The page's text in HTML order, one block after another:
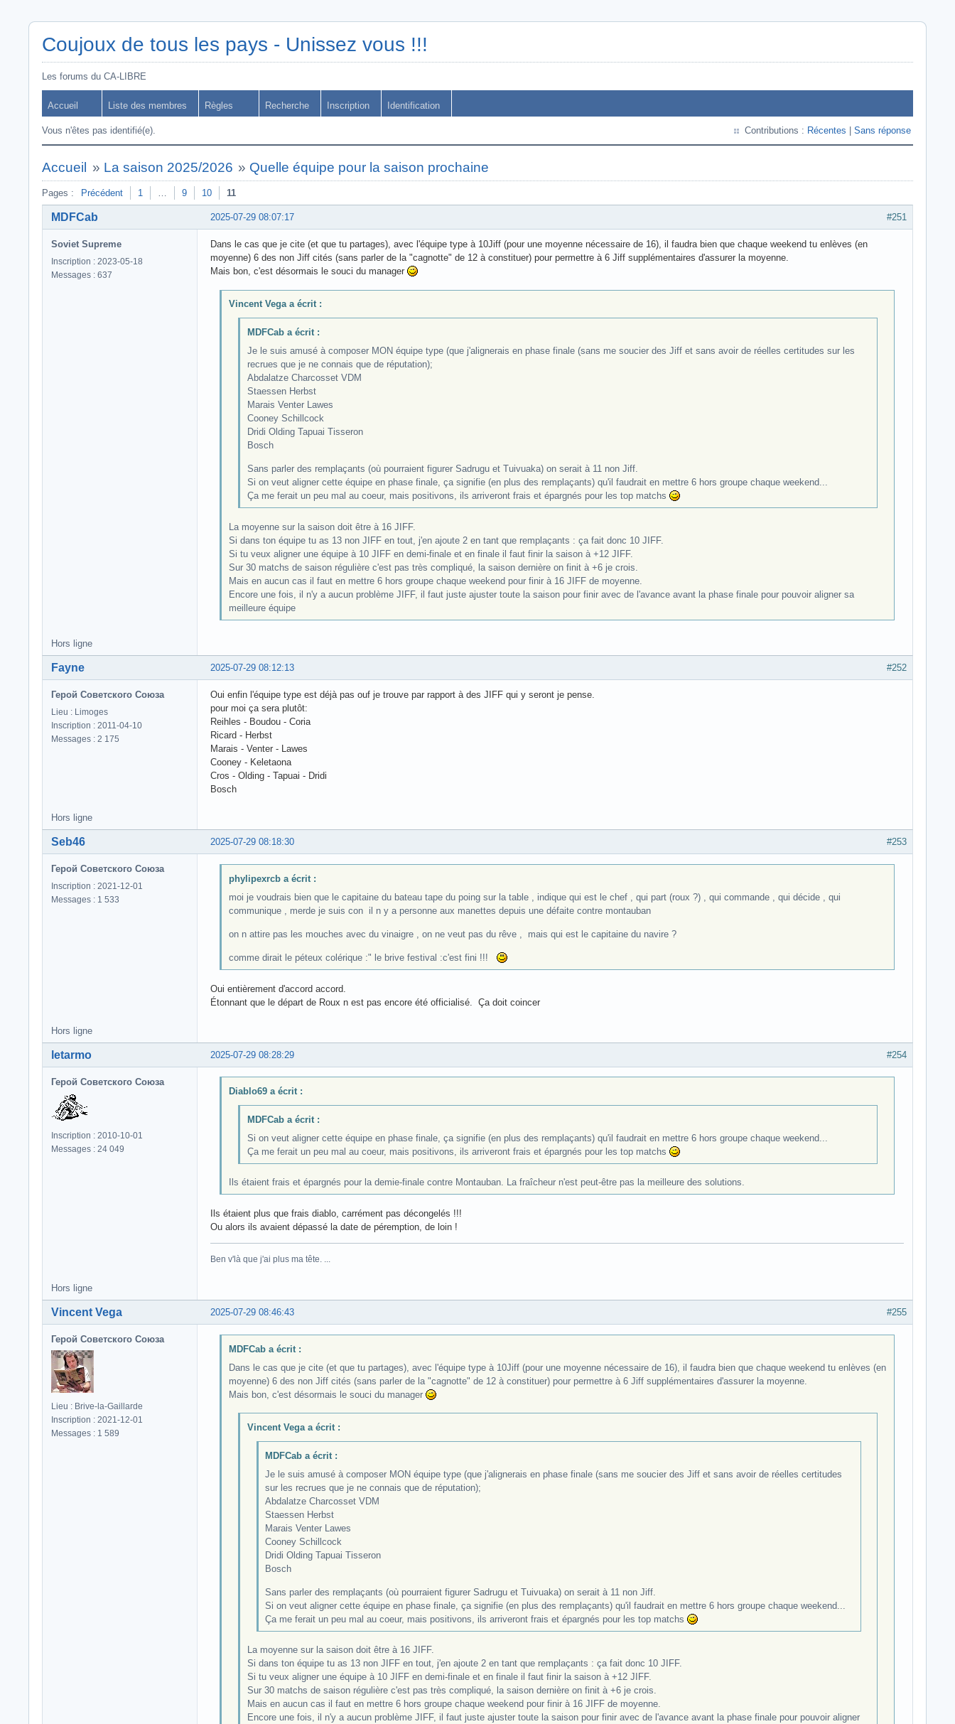
Coujoux de tous les pays - Unissez vous !!!
Les forums du CA-LIBRE
Accueil Liste des membres Règles Recherche Inscription Identification
Vous n'êtes pas identifié(e). Contributions : Récentes Sans réponse
Accueil » La saison 2025/2026 » Quelle équipe pour la saison prochaine
Pages : Précédent 1 … 9 10 11
#251
2025-07-29 08:07:17
MDFCab
Soviet Supreme
Inscription : 2023-05-18
Messages : 637
Dans le cas que je cite (et que tu partages), avec l'équipe type à 10Jiff (pour une moyenne nécessaire de 16), il faudra bien que chaque weekend tu enlèves (en
moyenne) 6 des non Jiff cités (sans parler de la "cagnotte" de 12 à constituer) pour permettre à 6 Jiff supplémentaires d'assurer la moyenne.
Mais bon, c'est désormais le souci du manager
Vincent Vega a écrit :
MDFCab a écrit :
Je le suis amusé à composer MON équipe type (que j'alignerais en phase finale (sans me soucier des Jiff et sans avoir de réelles certitudes sur les
recrues que je ne connais que de réputation);
Abdalatze Charcosset VDM
Staessen Herbst
Marais Venter Lawes
Cooney Schillcock
Dridi Olding Tapuai Tisseron
Bosch
Sans parler des remplaçants (où pourraient figurer Sadrugu et Tuivuaka) on serait à 11 non Jiff.
Si on veut aligner cette équipe en phase finale, ça signifie (en plus des remplaçants) qu'il faudrait en mettre 6 hors groupe chaque weekend...
Ça me ferait un peu mal au coeur, mais positivons, ils arriveront frais et épargnés pour les top matchs
La moyenne sur la saison doit être à 16 JIFF.
Si dans ton équipe tu as 13 non JIFF en tout, j'en ajoute 2 en tant que remplaçants : ça fait donc 10 JIFF.
Si tu veux aligner une équipe à 10 JIFF en demi-finale et en finale il faut finir la saison à +12 JIFF.
Sur 30 matchs de saison régulière c'est pas très compliqué, la saison dernière on finit à +6 je crois.
Mais en aucun cas il faut en mettre 6 hors groupe chaque weekend pour finir à 16 JIFF de moyenne.
Encore une fois, il n'y a aucun problème JIFF, il faut juste ajuster toute la saison pour finir avec de l'avance avant la phase finale pour pouvoir aligner sa
meilleure équipe
Hors ligne
#252
2025-07-29 08:12:13
Fayne
Герой Советского Союза
Lieu : Limoges
Inscription : 2011-04-10
Messages : 2 175
Oui enfin l'équipe type est déjà pas ouf je trouve par rapport à des JIFF qui y seront je pense.
pour moi ça sera plutôt:
Reihles - Boudou - Coria
Ricard - Herbst
Marais - Venter - Lawes
Cooney - Keletaona
Cros - Olding - Tapuai - Dridi
Bosch
Hors ligne
#253
2025-07-29 08:18:30
Seb46
Герой Советского Союза
Inscription : 2021-12-01
Messages : 1 533
phylipexrcb a écrit :
moi je voudrais bien que le capitaine du bateau tape du poing sur la table , indique qui est le chef , qui part (roux ?) , qui commande , qui décide , qui
communique , merde je suis con il n y a personne aux manettes depuis une défaite contre montauban
on n attire pas les mouches avec du vinaigre , on ne veut pas du rêve , mais qui est le capitaine du navire ?
comme dirait le péteux colérique :" le brive festival :c'est fini !!!
Oui entièrement d'accord accord.
Étonnant que le départ de Roux n est pas encore été officialisé. Ça doit coincer
Hors ligne
#254
2025-07-29 08:28:29
letarmo
Герой Советского Союза
Inscription : 2010-10-01
Messages : 24 049
Diablo69 a écrit :
MDFCab a écrit :
Si on veut aligner cette équipe en phase finale, ça signifie (en plus des remplaçants) qu'il faudrait en mettre 6 hors groupe chaque weekend...
Ça me ferait un peu mal au coeur, mais positivons, ils arriveront frais et épargnés pour les top matchs
Ils étaient frais et épargnés pour la demie-finale contre Montauban. La fraîcheur n'est peut-être pas la meilleure des solutions.
Ils étaient plus que frais diablo, carrément pas décongelés !!!
Ou alors ils avaient dépassé la date de péremption, de loin !
Ben v'là que j'ai plus ma tête. ...
Hors ligne
#255
2025-07-29 08:46:43
Vincent Vega
Герой Советского Союза
Lieu : Brive-la-Gaillarde
Inscription : 2021-12-01
Messages : 1 589
MDFCab a écrit :
Dans le cas que je cite (et que tu partages), avec l'équipe type à 10Jiff (pour une moyenne nécessaire de 16), il faudra bien que chaque weekend tu enlèves (en
moyenne) 6 des non Jiff cités (sans parler de la "cagnotte" de 12 à constituer) pour permettre à 6 Jiff supplémentaires d'assurer la moyenne.
Mais bon, c'est désormais le souci du manager
Vincent Vega a écrit :
MDFCab a écrit :
Je le suis amusé à composer MON équipe type (que j'alignerais en phase finale (sans me soucier des Jiff et sans avoir de réelles certitudes
sur les recrues que je ne connais que de réputation);
Abdalatze Charcosset VDM
Staessen Herbst
Marais Venter Lawes
Cooney Schillcock
Dridi Olding Tapuai Tisseron
Bosch
Sans parler des remplaçants (où pourraient figurer Sadrugu et Tuivuaka) on serait à 11 non Jiff.
Si on veut aligner cette équipe en phase finale, ça signifie (en plus des remplaçants) qu'il faudrait en mettre 6 hors groupe chaque weekend...
Ça me ferait un peu mal au coeur, mais positivons, ils arriveront frais et épargnés pour les top matchs
La moyenne sur la saison doit être à 16 JIFF.
Si dans ton équipe tu as 13 non JIFF en tout, j'en ajoute 2 en tant que remplaçants : ça fait donc 10 JIFF.
Si tu veux aligner une équipe à 10 JIFF en demi-finale et en finale il faut finir la saison à +12 JIFF.
Sur 30 matchs de saison régulière c'est pas très compliqué, la saison dernière on finit à +6 je crois.
Mais en aucun cas il faut en mettre 6 hors groupe chaque weekend pour finir à 16 JIFF de moyenne.
Encore une fois, il n'y a aucun problème JIFF, il faut juste ajuster toute la saison pour finir avec de l'avance avant la phase finale pour pouvoir aligner